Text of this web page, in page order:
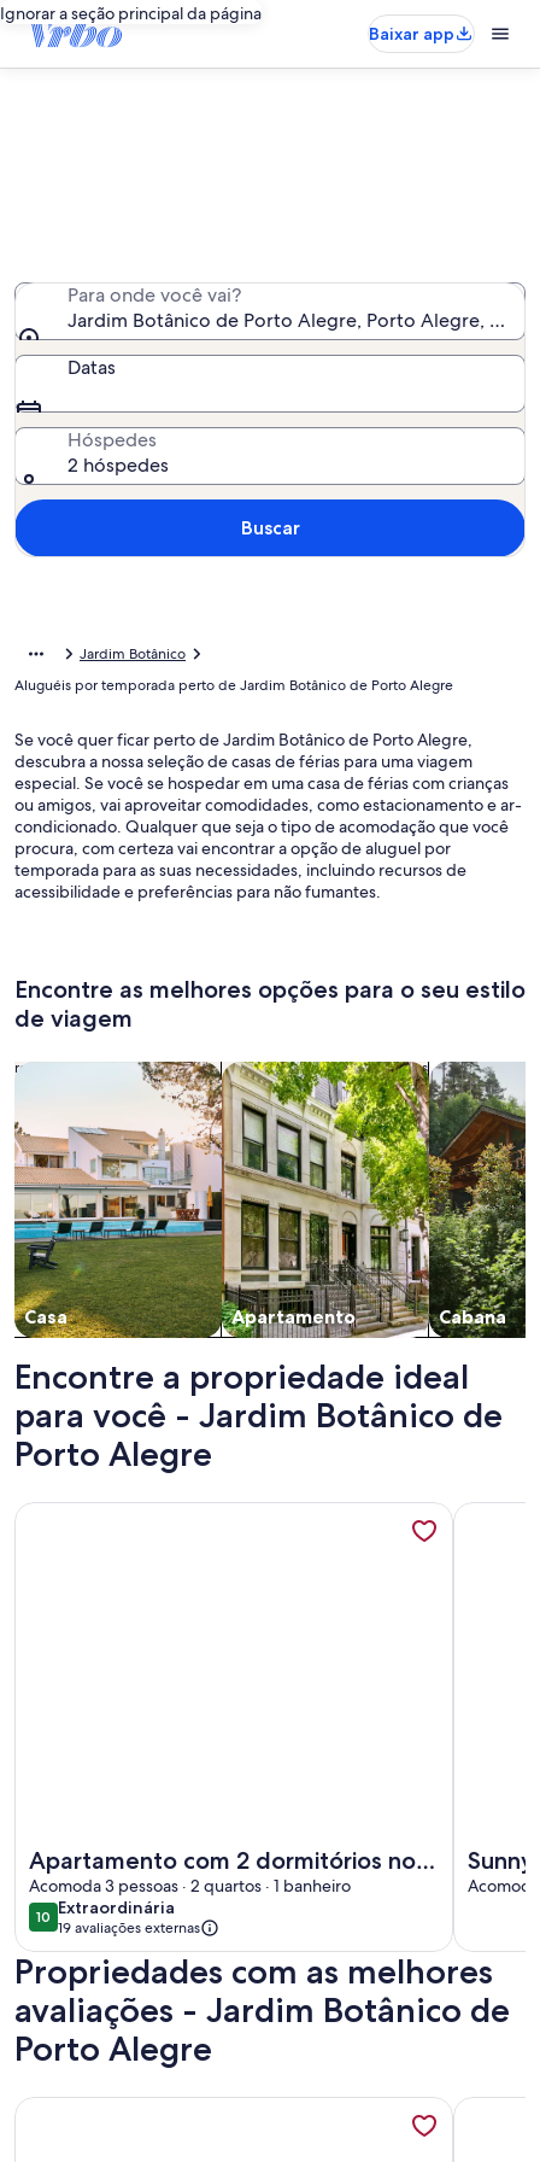
Ignorar a seção principal da página
Baixar app
Para onde você vai?
Jardim Botânico de Porto Alegre, Porto Alegre, Rio
Datas
Hóspedes
2 hóspedes
Buscar
Jardim Botânico
Aluguéis por temporada perto de Jardim Botânico de Porto Alegre
Se você quer ficar perto de Jardim Botânico de Porto Alegre,
descubra a nossa seleção de casas de férias para uma viagem
especial. Se você se hospedar em uma casa de férias com crianças
ou amigos, vai aproveitar comodidades, como estacionamento e ar-
condicionado. Qualquer que seja o tipo de acomodação que você
procura, com certeza vai encontrar a opção de aluguel por
temporada para as suas necessidades, incluindo recursos de
acessibilidade e preferências para não fumantes.
Encontre as melhores opções para o seu estilo
de viagem
Casa
Busque casas
Apartamento
Busque apartamentos
Cabana
buscar
Encontre a propriedade ideal
para você - Jardim Botânico de
Porto Alegre
Apartamento com 2 dormitórios no
Menino Deus junto ao shopping praia
de belas
Acomoda 3 pessoas · 2 quartos · 1 banheiro
1010 de 10
Extraordinária
extraordinária
19 avaliações externas
Mais informações sobre Apartamento com 2 dormitórios
large
Mais
Propriedades com as melhores
avaliações - Jardim Botânico de
Porto Alegre
Mais informações sobre Apartamento Familiar Completo
Mais